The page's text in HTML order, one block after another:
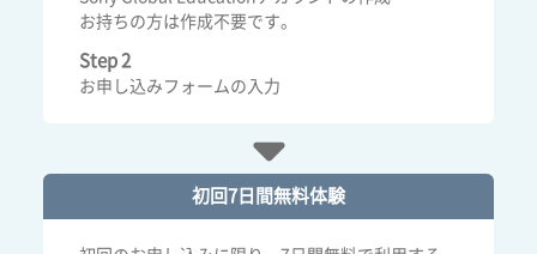
お持ちの方は作成不要です。
Step 2
お申し込みフォームの入力
初回7日間無料体験